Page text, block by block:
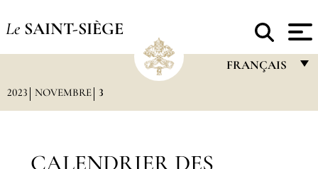
Le SAINT-SIÈGE
FRANÇAIS
2023 NOVEMBRE 3
CALENDRIER DES